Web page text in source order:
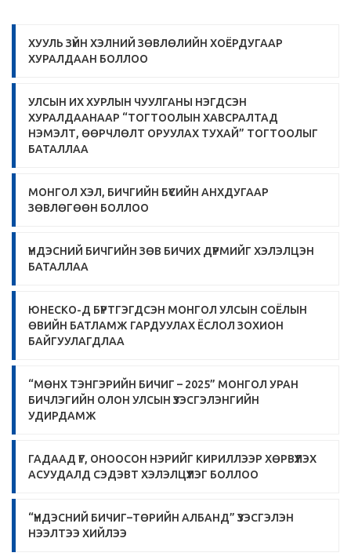
ХУУЛЬ ЗҮЙН ХЭЛНИЙ ЗӨВЛӨЛИЙН ХОЁРДУГААР
ХУРАЛДААН БОЛЛОО
УЛСЫН ИХ ХУРЛЫН ЧУУЛГАНЫ НЭГДСЭН
ХУРАЛДААНААР “ТОГТООЛЫН ХАВСРАЛТАД
НЭМЭЛТ, ӨӨРЧЛӨЛТ ОРУУЛАХ ТУХАЙ” ТОГТООЛЫГ
БАТАЛЛАА
МОНГОЛ ХЭЛ, БИЧГИЙН БҮСИЙН АНХДУГААР
ЗӨВЛӨГӨӨН БОЛЛОО
ҮНДЭСНИЙ БИЧГИЙН ЗӨВ БИЧИХ ДҮРМИЙГ ХЭЛЭЛЦЭН
БАТАЛЛАА
ЮНЕСКО-Д БҮРТГЭГДСЭН МОНГОЛ УЛСЫН СОЁЛЫН
ӨВИЙН БАТЛАМЖ ГАРДУУЛАХ ЁСЛОЛ ЗОХИОН
БАЙГУУЛАГДЛАА
“МӨНХ ТЭНГЭРИЙН БИЧИГ – 2025” МОНГОЛ УРАН
БИЧЛЭГИЙН ОЛОН УЛСЫН ҮЗЭСГЭЛЭНГИЙН
УДИРДАМЖ
ГАДААД ҮГ, ОНООСОН НЭРИЙГ КИРИЛЛЭЭР ХӨРВҮҮЛЭХ
АСУУДАЛД СЭДЭВТ ХЭЛЭЛЦҮҮЛЭГ БОЛЛОО
“ҮНДЭСНИЙ БИЧИГ–ТӨРИЙН АЛБАНД” ҮЗЭСГЭЛЭН
НЭЭЛТЭЭ ХИЙЛЭЭ